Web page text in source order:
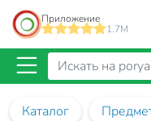
Приложение
1.7M
Каталог